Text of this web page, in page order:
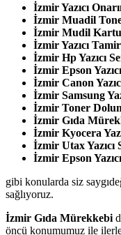
İzmir Yazıcı
İzmir Muadil
İzmir Mudil Kartuş
İzmir Yazıcı
İzmir Hp Yazıcı
İzmir Epson
İzmir Canon
İzmir Samsung
İzmir Toner
İzmir Gıda
İzmir Kyocera
İzmir Utax Yazıcı
İzmir Epson
gibi konularda siz
sağlıyoruz.
İzmir Gıda Mürekkebi
öncü konumumuz ile